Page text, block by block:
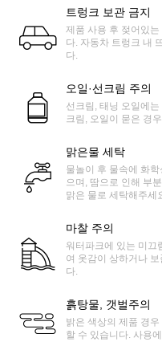
트렁크 보관 금지
제품 사용 후 젖어있
다. 자동차 트렁크 내
다.
오일·선크림 주의
선크림, 태닝 오일에
크림, 오일이 묻은 경
맑은물 세탁
물놀이 후 물속에 화
으며, 땀으로 인해 부
맑은 물로 세탁해주세
마찰 주의
워터파크에 있는 미끄
여 옷감이 상하거나
다.
흙탕물, 갯벌주의
밝은 색상의 제품 경
할 수 있습니다. 사용